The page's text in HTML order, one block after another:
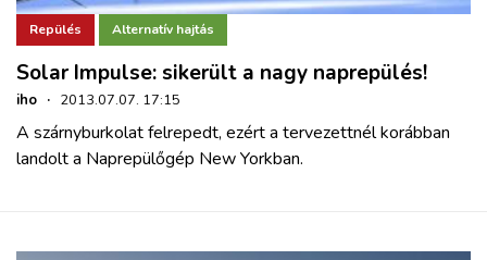
Repülés Alternatív hajtás
Solar Impulse: sikerült a nagy naprepülés!
iho · 2013.07.07. 17:15
A szárnyburkolat felrepedt, ezért a tervezettnél korábban
landolt a Naprepülőgép New Yorkban.